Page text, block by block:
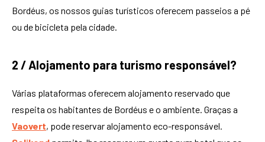
Bordéus, os nossos guias turísticos oferecem passeios a pé
ou de bicicleta pela cidade.
2 / Alojamento para turismo responsável?
Várias plataformas oferecem alojamento reservado que
respeita os habitantes de Bordéus e o ambiente. Graças a
Vaovert, pode reservar alojamento eco-responsável.